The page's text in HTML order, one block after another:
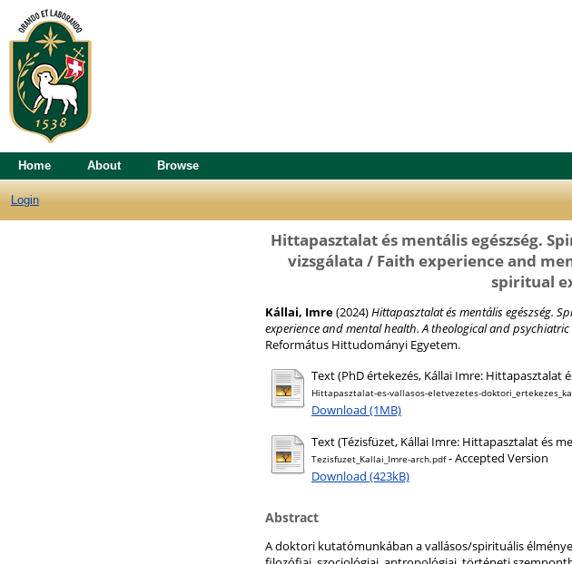
Home About Browse
Login
Hittapasztalat és mentális egészség.
vizsgálata / Faith experience and
spiritual
Kállai, Imre(2024)Hittapasztalat és mentális egészség.
experience and mental health. A theological and
Református Hittudományi Egyetem.
Text (PhD értekezés, Kállai Imre: Hittapasztalat
Hittapasztalat-es-vallasos-eletvezetes-
Download (1MB)
Text (Tézisfüzet, Kállai Imre: Hittapasztalat és
Tezisfuzet_Kallai_Imre-arch.pdf- Accepted Version
Download (423kB)
Abstract
A doktori kutatómunkában a vallásos/spirituális